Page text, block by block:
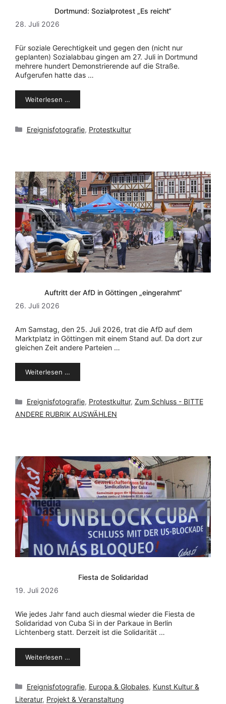
Dortmund: Sozialprotest „Es reicht“
28. Juli 2026
Für soziale Gerechtigkeit und gegen den (nicht nur
geplanten) Sozialabbau gingen am 27. Juli in Dortmund
mehrere hundert Demonstrierende auf die Straße.
Aufgerufen hatte das …
Weiterlesen …
Kategorien
Ereignisfotografie, Protestkultur
Auftritt der AfD in Göttingen „eingerahmt“
26. Juli 2026
Am Samstag, den 25. Juli 2026, trat die AfD auf dem
Marktplatz in Göttingen mit einem Stand auf. Da dort zur
gleichen Zeit andere Parteien …
Weiterlesen …
Kategorien
Ereignisfotografie, Protestkultur, Zum Schluss - BITTE
ANDERE RUBRIK AUSWÄHLEN
Fiesta de Solidaridad
19. Juli 2026
Wie jedes Jahr fand auch diesmal wieder die Fiesta de
Solidaridad von Cuba Si in der Parkaue in Berlin
Lichtenberg statt. Derzeit ist die Solidarität …
Weiterlesen …
Kategorien
Ereignisfotografie, Europa & Globales, Kunst Kultur &
Literatur, Projekt & Veranstaltung